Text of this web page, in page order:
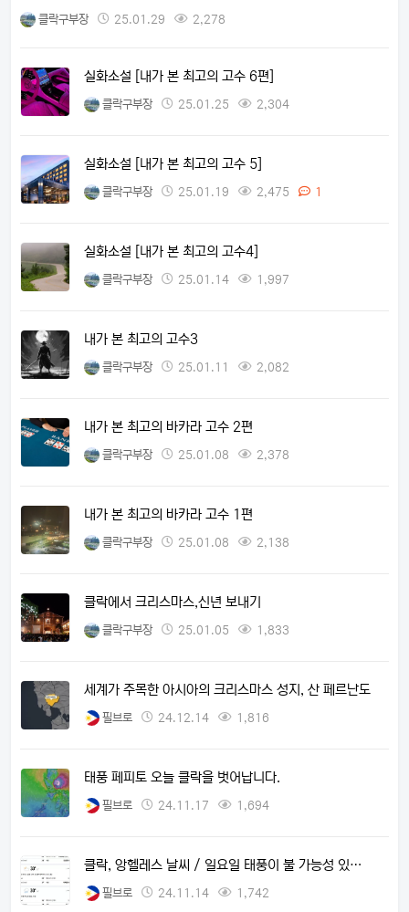
클락구부장 25.01.29 2,278
실화소설 [내가 본 최고의 고수 6편]
클락구부장 25.01.25 2,304
실화소설 [내가 본 최고의 고수 5]
클락구부장 25.01.19 2,475 1
실화소설 [내가 본 최고의 고수4]
클락구부장 25.01.14 1,997
내가 본 최고의 고수3
클락구부장 25.01.11 2,082
내가 본 최고의 바카라 고수 2편
클락구부장 25.01.08 2,378
내가 본 최고의 바카라 고수 1편
클락구부장 25.01.08 2,138
클락에서 크리스마스,신년 보내기
클락구부장 25.01.05 1,833
세계가 주목한 아시아의 크리스마스 성지, 산 페르난도
필브로 24.12.14 1,816
태풍 페피토 오늘 클락을 벗어납니다.
필브로 24.11.17 1,694
클락, 앙헬레스 날씨 / 일요일 태풍이 불 가능성 있…
필브로 24.11.14 1,742